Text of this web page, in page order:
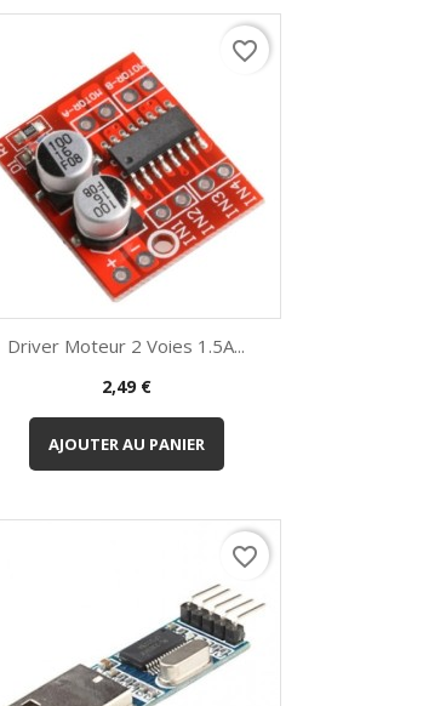
Aperçu rapide
Driver Moteur 2 Voies 1.5A...
Prix
2,49 €
AJOUTER AU PANIER
favorite_border
favorite_border